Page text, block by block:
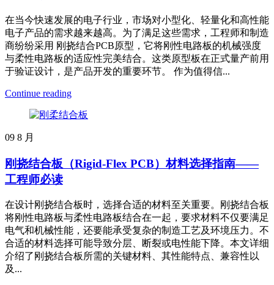
在当今快速发展的电子行业，市场对小型化、轻量化和高性能
电子产品的需求越来越高。为了满足这些需求，工程师和制造
商纷纷采用 刚挠结合PCB原型，它将刚性电路板的机械强度
与柔性电路板的适应性完美结合。这类原型板在正式量产前用
于验证设计，是产品开发的重要环节。 作为值得信...
Continue reading
09 8 月
刚挠结合板（Rigid-Flex PCB）材料选择指南——
工程师必读
在设计刚挠结合板时，选择合适的材料至关重要。刚挠结合板
将刚性电路板与柔性电路板结合在一起，要求材料不仅要满足
电气和机械性能，还要能承受复杂的制造工艺及环境压力。不
合适的材料选择可能导致分层、断裂或电性能下降。本文详细
介绍了刚挠结合板所需的关键材料、其性能特点、兼容性以
及...